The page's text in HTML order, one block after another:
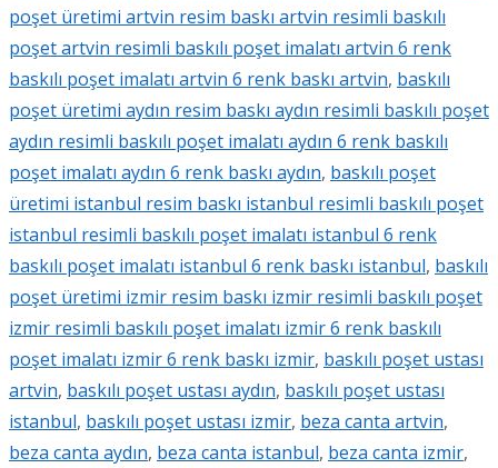
poşet üretimi artvin resim baskı artvin resimli baskılı
poşet artvin resimli baskılı poşet imalatı artvin 6 renk
baskılı poşet imalatı artvin 6 renk baskı artvin, baskılı
poşet üretimi aydın resim baskı aydın resimli baskılı poşet
aydın resimli baskılı poşet imalatı aydın 6 renk baskılı
poşet imalatı aydın 6 renk baskı aydın, baskılı poşet
üretimi istanbul resim baskı istanbul resimli baskılı poşet
istanbul resimli baskılı poşet imalatı istanbul 6 renk
baskılı poşet imalatı istanbul 6 renk baskı istanbul, baskılı
poşet üretimi izmir resim baskı izmir resimli baskılı poşet
izmir resimli baskılı poşet imalatı izmir 6 renk baskılı
poşet imalatı izmir 6 renk baskı izmir, baskılı poşet ustası
artvin, baskılı poşet ustası aydın, baskılı poşet ustası
istanbul, baskılı poşet ustası izmir, beza canta artvin,
beza canta aydın, beza canta istanbul, beza canta izmir,